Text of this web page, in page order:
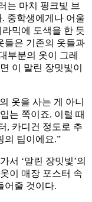
는 마치 핑크빛 브
중학생에게나 어울
믹에 도색을 한 듯
들은 기존의 옷들과
부분의 옷이 그레
이 말린 장밋빛이
옷을 사는 게 아니
는 쪽이죠. 이럴 때
, 카디건 정도로 추
의 팁이에요.”
서 ‘말린 장밋빛’의
이 매장 포스터 속
어줄 것이다.